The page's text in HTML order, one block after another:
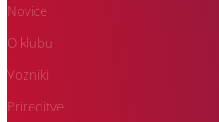
Novice
O klubu
Vozniki
Prireditve